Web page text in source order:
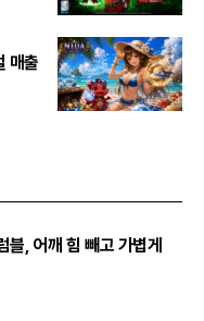
매출
, 어깨 힘 빼고 가볍게